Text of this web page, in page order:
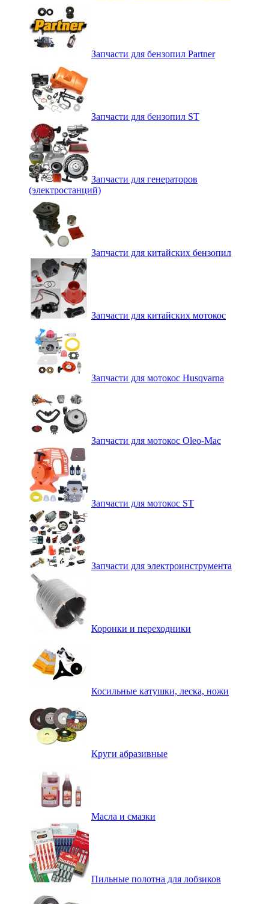
Запчасти для бензопил Partner
Запчасти для бензопил ST
Запчасти для генераторов
(электростанций)
Запчасти для китайских бензопил
Запчасти для китайских мотокос
Запчасти для мотокос Husqvarna
Запчасти для мотокос Oleo-Mac
Запчасти для мотокос ST
Запчасти для электроинструмента
Коронки и переходники
Косильные катушки, леска, ножи
Круги абразивные
Масла и смазки
Пильные полотна для лобзиков